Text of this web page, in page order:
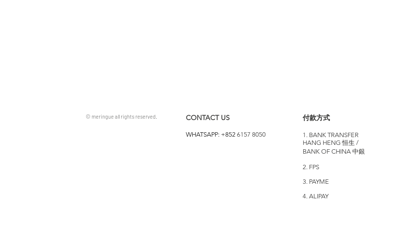
© meringue all rights reserved. CONTACT US
WHATSAPP: +852 6157 8050
付款方式
1. BANK TRANSFER
HANG HENG 恒生 /
BANK OF CHINA 中銀
2. FPS
3. PAYME
4. ALIPAY